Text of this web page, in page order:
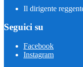
Il dirigente
Seguici su
Facebook
Instagram